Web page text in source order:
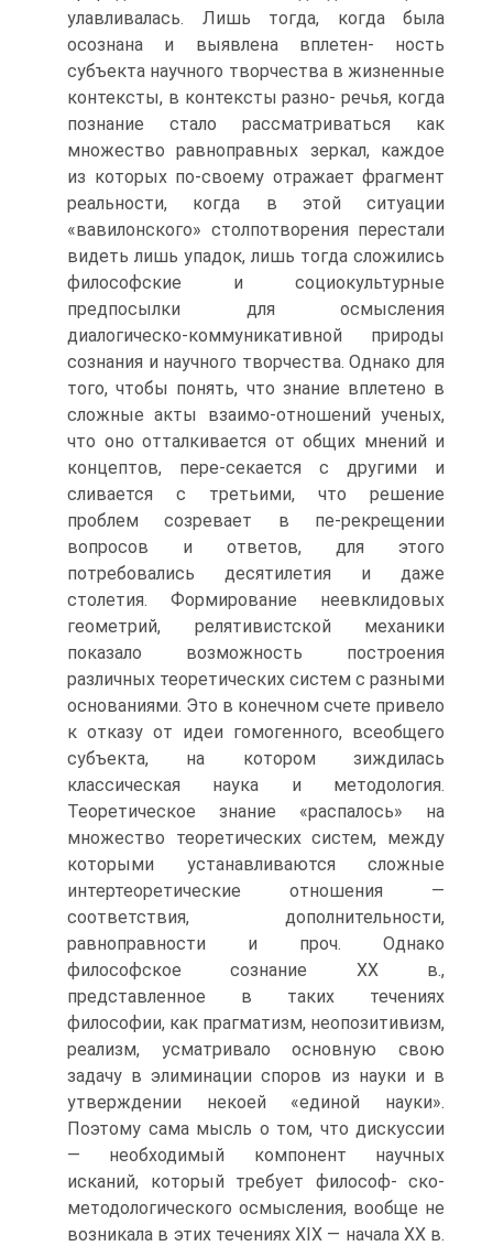
улавливалась. Лишь тогда, когда была
осознана и выявлена вплетен- ность
субъекта научного творчества в жизненные
контексты, в контексты разно- речья, когда
познание стало рассматриваться как
множество равноправных зеркал, каждое
из которых по-своему отражает фрагмент
реальности, когда в этой ситуации
«вавилонского» столпотворения перестали
видеть лишь упадок, лишь тогда сложились
философские и социокультурные
предпосылки для осмысления
диалогическо-коммуникативной природы
сознания и научного творчества. Однако для
того, чтобы понять, что знание вплетено в
сложные акты взаимо-отношений ученых,
что оно отталкивается от общих мнений и
концептов, пере-секается с другими и
сливается с третьими, что решение
проблем созревает в пе-рекрещении
вопросов и ответов, для этого
потребовались десятилетия и даже
столетия. Формирование неевклидовых
геометрий, релятивистской механики
показало возможность построения
различных теоретических систем с разными
основаниями. Это в конечном счете привело
к отказу от идеи гомогенного, всеобщего
субъекта, на котором зиждилась
классическая наука и методология.
Теоретическое знание «распалось» на
множество теоретических систем, между
которыми устанавливаются сложные
интертеоретические отношения —
соответствия, дополнительности,
равноправности и проч. Однако
философское сознание XX в.,
представленное в таких течениях
философии, как прагматизм, неопозитивизм,
реализм, усматривало основную свою
задачу в элиминации споров из науки и в
утверждении некоей «единой науки».
Поэтому сама мысль о том, что дискуссии
— необходимый компонент научных
исканий, который требует философ- ско-
методологического осмысления, вообще не
возникала в этих течениях XIX — начала XX в.